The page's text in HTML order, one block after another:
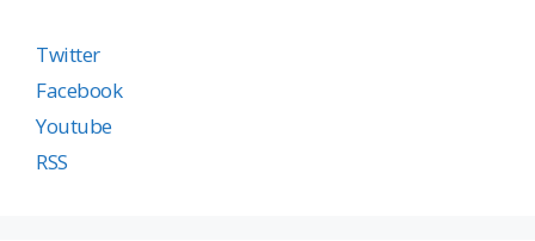
Twitter
Facebook
Youtube
RSS